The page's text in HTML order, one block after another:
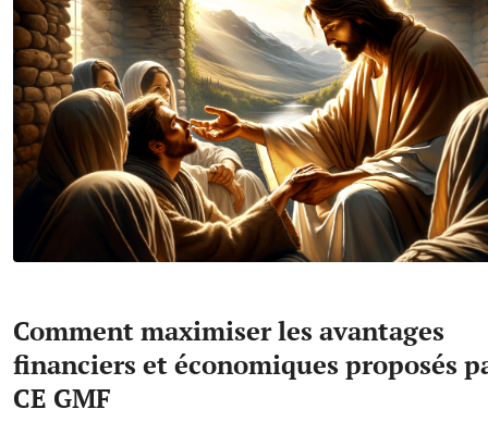
Comment maximiser les avantages
financiers et économiques proposés
CE GMF